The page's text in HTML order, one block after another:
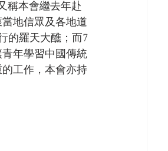
稱本會繼去年赴
地信眾及各地道
的羅天大醮；而7
年學習中國傳統
工作，本會亦持